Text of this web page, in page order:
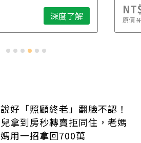
深度了解
原價
說好「照顧終老」翻臉不認！
兒拿到房秒轉賣拒同住，老媽
媽用一招拿回700萬